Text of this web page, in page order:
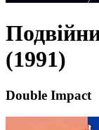
(1991)
Double Impact